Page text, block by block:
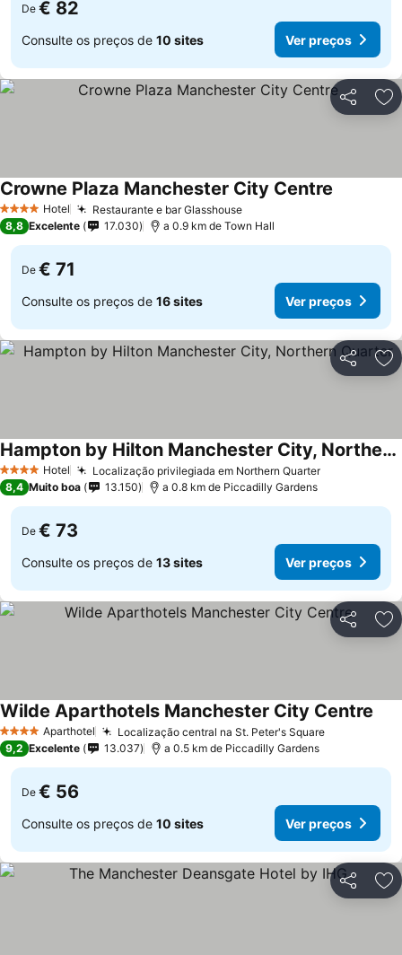
De € 82
Consulte os preços de 10 sites Ver preços
Partilhar
4 EstrelasHotel Restaurante e bar Glasshouse
Crowne Plaza Manchester City Centre
8,8 Excelente 17.030 a 0.9 km de Town Hall
De € 71
Consulte os preços de 16 sites Ver preços
Partilhar
4 EstrelasHotel Localização privilegiada em Northern Quarter
Hampton by Hilton Manchester City, Northern Quarter
8,4 Muito boa 13.150 a 0.8 km de Piccadilly Gardens
De € 73
Consulte os preços de 13 sites Ver preços
Partilhar
4 EstrelasAparthotel Localização central na St. Peter's Square
Wilde Aparthotels Manchester City Centre
9,2 Excelente 13.037 a 0.5 km de Piccadilly Gardens
De € 56
Consulte os preços de 10 sites Ver preços
Partilhar